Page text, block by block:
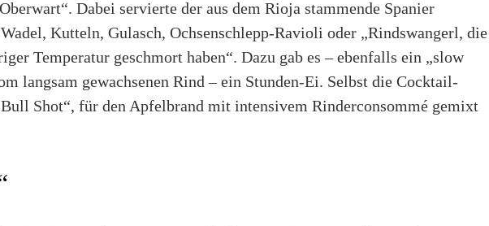
Dabei servierte der aus dem Rioja stammende Spanier
Kutteln, Gulasch, Ochsenschlepp-Ravioli oder „Rindswangerl, die
Temperatur geschmort haben“. Dazu gab es – ebenfalls ein „slow
langsam gewachsenen Rind – ein Stunden-Ei. Selbst die Cocktail-
Shot“, für den Apfelbrand mit intensivem Rinderconsommé gemixt